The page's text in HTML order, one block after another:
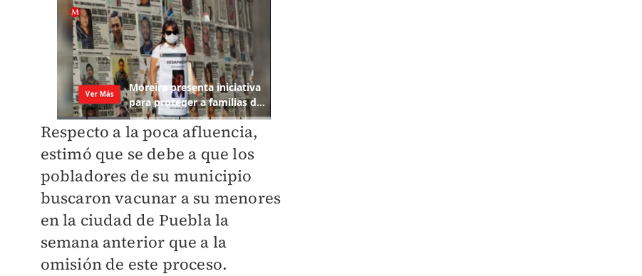
Respecto a la poca afluencia,
estimó que se debe a que los
pobladores de su municipio
buscaron vacunar a su menores
en la ciudad de Puebla la
semana anterior que a la
omisión de este proceso.